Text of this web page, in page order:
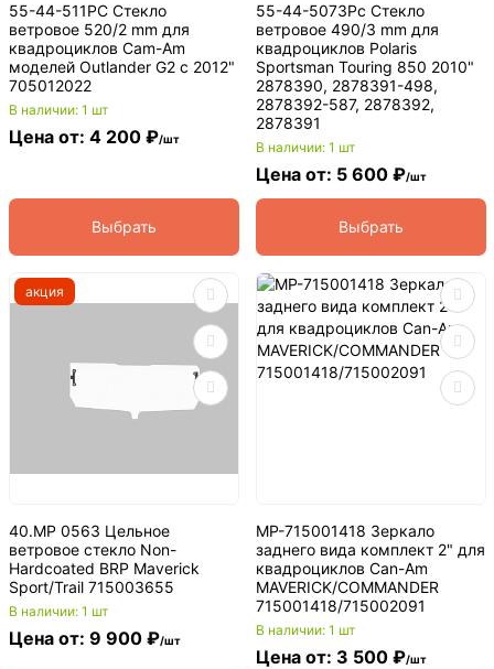
55-44-511PC Стекло
ветровое 520/2 mm для
квадроциклов Cam-Am
моделей Outlander G2 с 2012"
705012022
В наличии: 1 шт
Цена от: 4 200 ₽/шт
Выбрать
55-44-5073Pc Стекло
ветровое 490/3 mm для
квадроциклов Polaris
Sportsman Touring 850 2010"
2878390, 2878391-498,
2878392-587, 2878392,
2878391
В наличии: 1 шт
Цена от: 5 600 ₽/шт
Выбрать
акция
40.MP 0563 Цельное
ветровое стекло Non-
Hardcoated BRP Maverick
Sport/Trail 715003655
В наличии: 1 шт
Цена от: 9 900 ₽/шт
MP-715001418 Зеркало
заднего вида комплект 2" для
квадроциклов Can-Am
MAVERICK/COMMANDER
715001418/715002091
В наличии: 1 шт
Цена от: 3 500 ₽/шт